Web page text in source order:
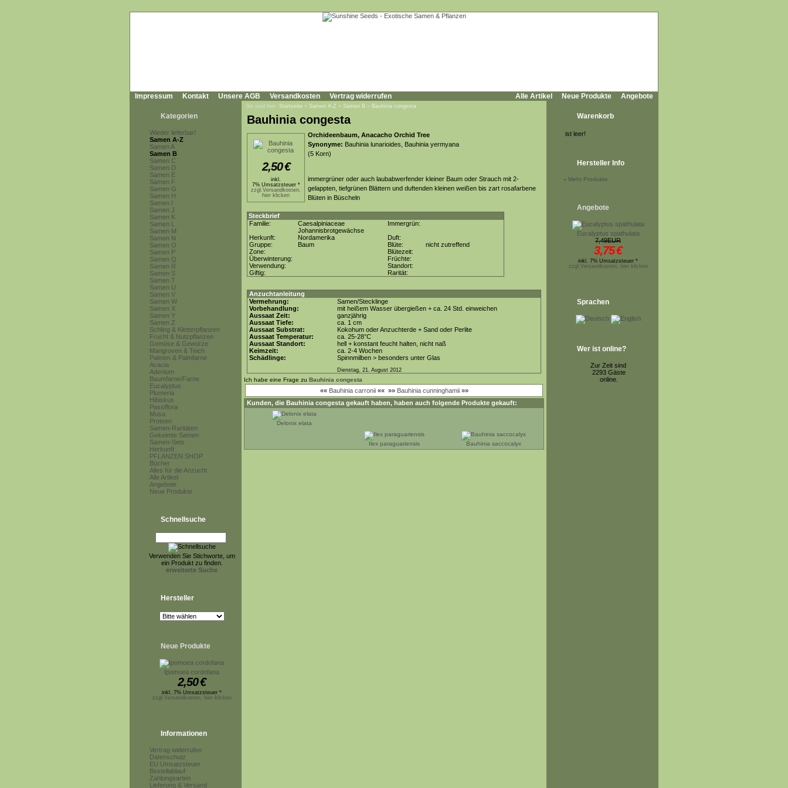
Impressum Kontakt Unsere AGB Versandkosten Vertrag widerrufen Alle Artikel Neue Produkte Angebote
Kategorien
Wieder lieferbar!
Samen A-Z
Samen A
Samen B
Samen C
Samen D
Samen E
Samen F
Samen G
Samen H
Samen I
Samen J
Samen K
Samen L
Samen M
Samen N
Samen O
Samen P
Samen Q
Samen R
Samen S
Samen T
Samen U
Samen V
Samen W
Samen X
Samen Y
Samen Z
Schling & Kletterpflanzen
Frucht & Nutzpflanzen
Gemüse & Gewürze
Mangroven & Teich
Palmen & Palmfarne
Acacia
Adenium
Baumfarne/Farne
Eucalyptus
Plumeria
Hibiskus
Passiflora
Musa
Proteen
Samen-Raritäten
Gekeimte Samen
Samen-Sets
Herkunft
PFLANZEN SHOP
Bücher
Alles für die Anzucht
Alle Artikel
Angebote
Neue Produkte
Schnellsuche
Verwenden Sie Stichworte, um
ein Produkt zu finden.
erweiterte Suche
Hersteller
Neue Produkte
Ipomoea cordofana
2,50€
inkl. 7% Umsatzsteuer *
zzgl.Versandkosten, hier klicken
Informationen
Vertrag widerrufen
Datenschutz
EU Umsatzsteuer
Bestellablauf
Zahlungsarten
Lieferung & Versand
Sie sind hier: Startseite » Samen A-Z » Samen B » Bauhinia congesta
Bauhinia congesta
2,50€
inkl.
7% Umsatzsteuer *
zzgl.Versandkosten,
hier klicken
Orchideenbaum, Anacacho Orchid Tree
Synonyme: Bauhinia lunarioides, Bauhinia yermyana
(5 Korn)
immergrüner oder auch laubabwerfender kleiner Baum oder Strauch mit 2-
gelappten, tiefgrünen Blättern und duftenden kleinen weißen bis zart rosafarbene
Blüten in Büscheln
Steckbrief
Familie:
Caesalpiniaceae
Johannisbrotgewächse
Immergrün:
Herkunft:
Nordamerika
Duft:
Gruppe:
Baum Blüte:
nicht zutreffend
Zone:
Blütezeit:
Überwinterung:
Früchte:
Verwendung:
Standort:
Giftig:
Rarität:
Anzuchtanleitung
Vermehrung:
Samen/Stecklinge
Vorbehandlung:
mit heißem Wasser übergießen + ca. 24 Std. einweichen
Aussaat Zeit:
ganzjährig
Aussaat Tiefe:
ca. 1 cm
Aussaat Substrat:
Kokohum oder Anzuchterde + Sand oder Perlite
Aussaat Temperatur:
ca. 25-28°C
Aussaat Standort:
hell + konstant feucht halten, nicht naß
Keimzeit:
ca. 2-4 Wochen
Schädlinge:
Spinnmilben > besonders unter Glas
Dienstag, 21. August 2012
Ich habe eine Frage zu Bauhinia congesta
«« Bauhinia carronii«« »» Bauhinia cunninghamii»»
Kunden, die Bauhinia congesta gekauft haben, haben auch folgende Produkte gekauft:
Delonix elata
Ilex paraguariensis Bauhinia saccocalyx
Warenkorb
ist leer!
Hersteller Info
- Mehr Produkte
Angebote
Eucalyptus spathulata
7,49EUR
3,75€
inkl. 7% Umsatzsteuer *
zzgl.Versandkosten, hier klicken
Sprachen
Wer ist online?
Zur Zeit sind
2293 Gäste
online.